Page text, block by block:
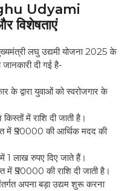
Udyami
विशेषताएं
लघु उद्यमी योजना 2025 के
दी गई है-
के द्वारा युवाओं को स्वरोजगार के
में राशि दी जाती है।
में ₹50000 की आर्थिक मदद की
1 लाख रुपए दिए जाते हैं।
में ₹50000 की राशि दी जाती है।
अपना बड़ा उद्यम शुरू करना